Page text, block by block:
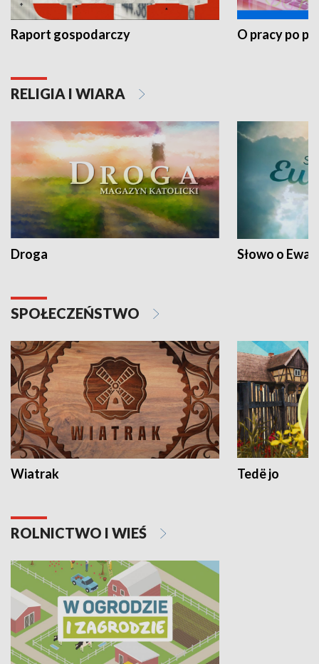
Raport gospodarczy O pracy po
RELIGIA I WIARA
Droga Słowo o
SPOŁECZEŃSTWO
Wiatrak Tedë jo
ROLNICTWO I WIEŚ